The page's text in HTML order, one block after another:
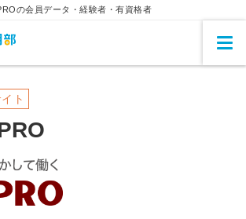
の会員データ・経験者・有資格者
ト